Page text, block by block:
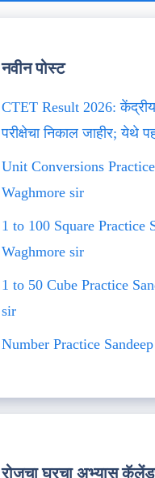
नवीन पोस्ट
CTET Result 2026: केंद्रीय
परीक्षेचा निकाल जाहीर; येथे
Unit Conversions
Waghmore sir
1 to 100 Square Practice
Waghmore sir
1 to 50 Cube Practice
sir
Number Practice
रोजचा घरचा अभ्यास